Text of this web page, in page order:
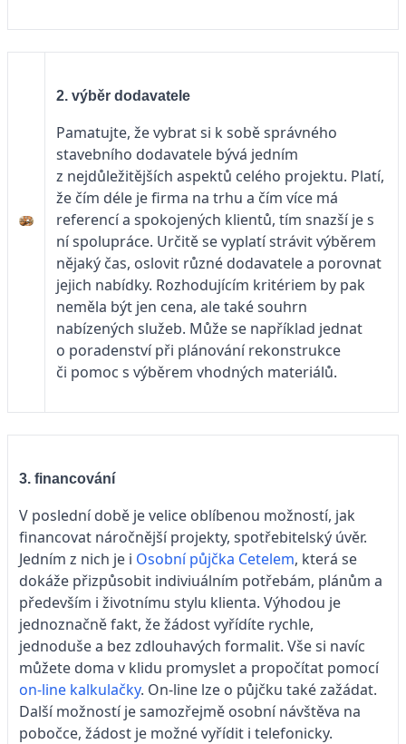
2. výběr dodavatele
Pamatujte, že vybrat si k sobě správného
stavebního dodavatele bývá jedním
z nejdůležitějších aspektů celého projektu. Platí,
že čím déle je firma na trhu a čím více má
referencí a spokojených klientů, tím snazší je s
ní spolupráce. Určitě se vyplatí strávit výběrem
nějaký čas, oslovit různé dodavatele a porovnat
jejich nabídky. Rozhodujícím kritériem by pak
neměla být jen cena, ale také souhrn
nabízených služeb. Může se například jednat
o poradenství při plánování rekonstrukce
či pomoc s výběrem vhodných materiálů.
3. financování
V poslední době je velice oblíbenou možností, jak
financovat náročnější projekty, spotřebitelský úvěr.
Jedním z nich je i Osobní půjčka Cetelem, která se
dokáže přizpůsobit indiviuálním potřebám, plánům a
především i životnímu stylu klienta. Výhodou je
jednoznačně fakt, že žádost vyřídíte rychle,
jednoduše a bez zdlouhavých formalit. Vše si navíc
můžete doma v klidu promyslet a propočítat pomocí
on-line kalkulačky. On-line lze o půjčku také zažádat.
Další možností je samozřejmě osobní návštěva na
pobočce, žádost je možné vyřídit i telefonicky.